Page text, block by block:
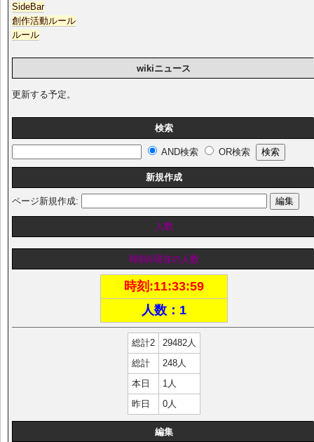
SideBar
創作活動ルール
ルール
wikiニュース
更新する予定。
検索
AND検索 OR検索
新規作成
ページ新規作成:
人数
時刻&現在の人数
時刻:11:34:00
人数：1
総計2
29482人
総計
248人
本日
1人
昨日
0人
編集